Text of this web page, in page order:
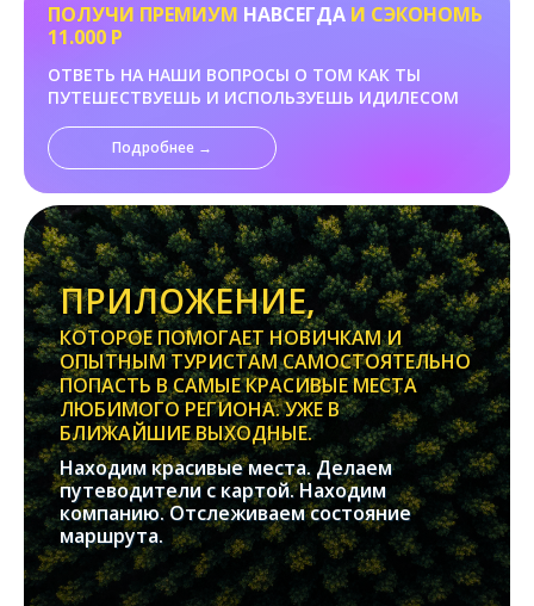
ПОЛУЧИ ПРЕМИУМ НАВСЕГДА И СЭКОНОМЬ
11.000 Р
ОТВЕТЬ НА НАШИ ВОПРОСЫ О ТОМ КАК ТЫ
ПУТЕШЕСТВУЕШЬ И ИСПОЛЬЗУЕШЬ ИДИЛЕСОМ
Подробнее →
ПРИЛОЖЕНИЕ,
КОТОРОЕ ПОМОГАЕТ НОВИЧКАМ И
ОПЫТНЫМ ТУРИСТАМ САМОСТОЯТЕЛЬНО
ПОПАСТЬ В САМЫЕ КРАСИВЫЕ МЕСТА
ЛЮБИМОГО РЕГИОНА. УЖЕ В
БЛИЖАЙШИЕ ВЫХОДНЫЕ.
Находим красивые места. Делаем
путеводители с картой. Находим
компанию. Отслеживаем состояние
маршрута.